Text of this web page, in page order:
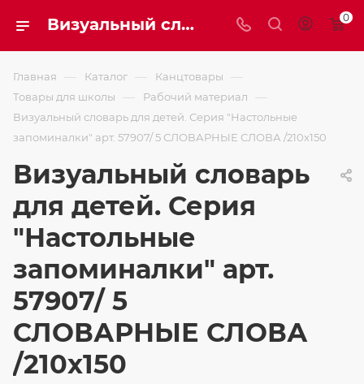
Визуальный словарь для детей. Серия "Настольные запоминалки" арт. 57907/ 5 СЛОВАРНЫЕ СЛОВА /210х150 0
Главная — Каталог — Канцтовары —
Товары для школы — Рабочий материал —
Визуальный словарь для детей. Серия "Настольные
запоминалки" арт. 57907/ 5 СЛОВАРНЫЕ СЛОВА /210х150
Визуальный словарь
для детей. Серия
"Настольные
запоминалки" арт.
57907/ 5
СЛОВАРНЫЕ СЛОВА
/210х150